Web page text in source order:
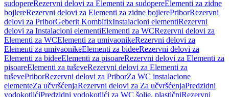
sudopereRezervni delovi za Elementi za sudopereElementi za zidne
bojlereRezervni delovi za Elementi za zidne bojlerePriborRezervni
delovi za PriborGeberit KombifixInstalacioni elementiRezervni
delovi za Instalacioni elementiElementi za WCRezervni delovi za
Elementi za WCElementi za umivaonikeRezervni delovi za
Elementi za umivaonikeElementi za bideeRezervni delovi za
Elementi za bideeElementi za pisoareRezervni delovi za Elementi za
pisoareElementi za tuševeRezervni delovi za Elementi za
tuševePriborRezervni delovi za PriborZa WC instalacione
elementeZa učvršćenjaRezervni delovi za Za učvršćenjaPredzidni
vodokotlićiPredzidni vodokotlići za WC šolje, plastičniRezervni